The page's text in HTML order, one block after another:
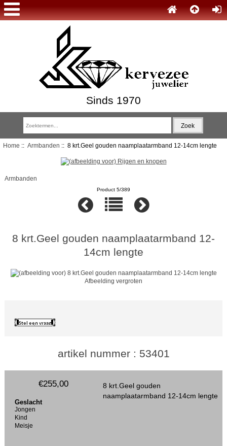
Sinds 1970
Home :: Armbanden :: 8 krt.Geel gouden naamplaatarmband 12-14cm lengte
Armbanden
Product 5/389
8 krt.Geel gouden naamplaatarmband 12-
14cm lengte
Afbeelding vergroten
artikel nummer : 53401
8 krt.Geel gouden
naamplaatarmband 12-14cm lengte
€255,00
Geslacht
Jongen
Kind
Meisje